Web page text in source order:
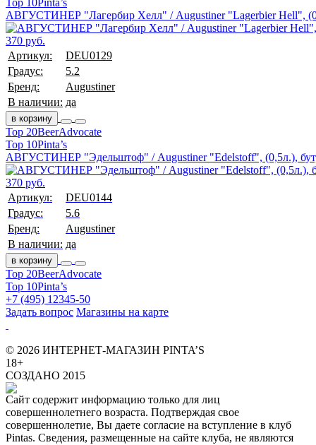
АВГУСТИНЕР "Лагербир Хелл" / Augustiner "Lagerbier Hell",
370 руб.
Артикул:
DEU0129
Градус:
5.2
Бренд:
Augustiner
В наличии: да
в корзину
Top 20BeerAdvocate
Top 10Pinta’s
АВГУСТИНЕР "Эдельштоф" / Augustiner "Edelstoff", (0,5л.), бут,
370 руб.
Артикул:
DEU0144
Градус:
5.6
Бренд:
Augustiner
В наличии: да
в корзину
Top 20BeerAdvocate
Top 10Pinta’s
+7 (495) 12345-50
Задать вопрос Магазины на карте
© 2026 ИНТЕРНЕТ-МАГАЗИН PINTA’S
18+
СОЗДАНО 2015
Сайт содержит информацию только для лиц
совершеннолетнего возраста. Подтверждая свое
совершеннолетие, Вы даете согласие на вступление в клуб
Pintas. Сведения, размещенные на сайте клуба, не являются